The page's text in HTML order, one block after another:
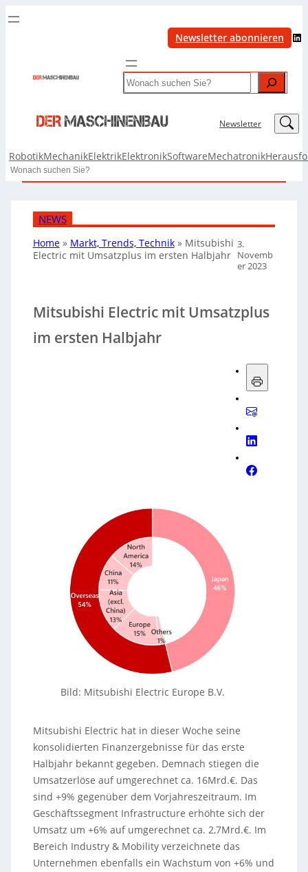
Newsletter abonnieren LinkedIn
Search
Newsletter LinkedIn
RobotikMechanikElektrikElektronikSoftwareMechatronik
Search
NEWS
Home» Markt, Trends, Technik» Mitsubishi
Electric mit Umsatzplus im ersten Halbjahr
3.
Novemb
er 2023
Mitsubishi Electric mit Umsatzplus
im ersten Halbjahr
Bild: Mitsubishi Electric Europe B.V.
Mitsubishi Electric hat in dieser Woche seine
konsolidierten Finanzergebnisse für das erste
Halbjahr bekannt gegeben. Demnach stiegen die
Umsatzerlöse auf umgerechnet ca. 16Mrd.€. Das
sind +9% gegenüber dem Vorjahreszeitraum. Im
Geschäftssegment Infrastructure erhöhte sich der
Umsatz um +6% auf umgerechnet ca. 2,7Mrd.€. Im
Bereich Industry & Mobility verzeichnete das
Unternehmen ebenfalls ein Wachstum von +6% und